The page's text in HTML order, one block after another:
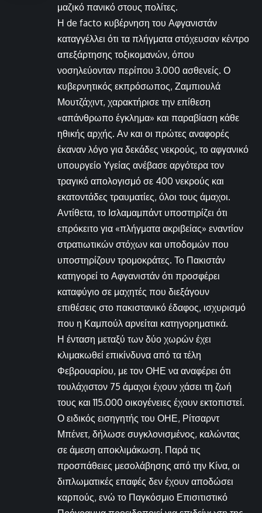
μαζικό πανικό στους πολίτες.
Η de facto κυβέρνηση του Αφγανιστάν
καταγγέλλει ότι τα πλήγματα στόχευσαν κέντρο
απεξάρτησης τοξικομανών, όπου
νοσηλεύονταν περίπου 3.000 ασθενείς. Ο
κυβερνητικός εκπρόσωπος, Ζαμπιουλά
Μουτζάχιντ, χαρακτήρισε την επίθεση
«απάνθρωπο έγκλημα» και παραβίαση κάθε
ηθικής αρχής. Αν και οι πρώτες αναφορές
έκαναν λόγο για δεκάδες νεκρούς, το αφγανικό
υπουργείο Υγείας ανέβασε αργότερα τον
τραγικό απολογισμό σε 400 νεκρούς και
εκατοντάδες τραυματίες, όλοι τους άμαχοι.
Αντίθετα, το Ισλαμαμπάντ υποστηρίζει ότι
επρόκειτο για «πλήγματα ακριβείας» εναντίον
στρατιωτικών στόχων και υποδομών που
υποστηρίζουν τρομοκράτες. Το Πακιστάν
κατηγορεί το Αφγανιστάν ότι προσφέρει
καταφύγιο σε μαχητές που διεξάγουν
επιθέσεις στο πακιστανικό έδαφος, ισχυρισμό
που η Καμπούλ αρνείται κατηγορηματικά.
Η ένταση μεταξύ των δύο χωρών έχει
κλιμακωθεί επικίνδυνα από τα τέλη
Φεβρουαρίου, με τον ΟΗΕ να αναφέρει ότι
τουλάχιστον 75 άμαχοι έχουν χάσει τη ζωή
τους και 115.000 οικογένειες έχουν εκτοπιστεί.
Ο ειδικός εισηγητής του ΟΗΕ, Ρίτσαρντ
Μπένετ, δήλωσε συγκλονισμένος, καλώντας
σε άμεση αποκλιμάκωση. Παρά τις
προσπάθειες μεσολάβησης από την Κίνα, οι
διπλωματικές επαφές δεν έχουν αποδώσει
καρπούς, ενώ το Παγκόσμιο Επισιτιστικό